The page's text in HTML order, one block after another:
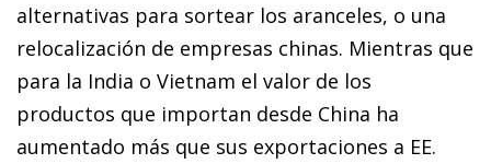
alternativas para sortear los aranceles, o una
relocalización de empresas chinas. Mientras que
para la India o Vietnam el valor de los
productos que importan desde China ha
aumentado más que sus exportaciones a EE.